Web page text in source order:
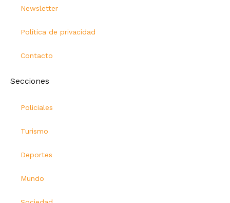
Newsletter
Política de privacidad
Contacto
Secciones
Policiales
Turismo
Deportes
Mundo